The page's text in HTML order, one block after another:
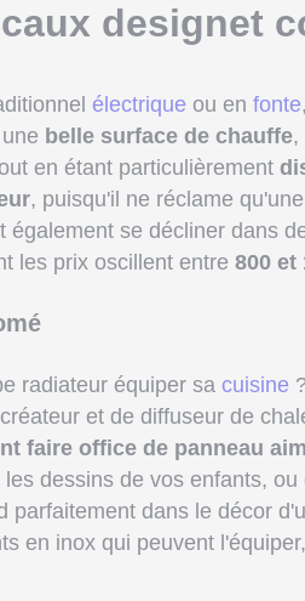
designet
électrique ou en fonte
belle surface de chauffe,
en étant particulièrement
, puisqu'il ne réclame
également se décliner dans
les prix oscillent entre 800 et
radiateur équiper sa cuisine
et de diffuseur de
faire office de panneau
dessins de vos enfants,
parfaitement dans le décor
en inox qui peuvent